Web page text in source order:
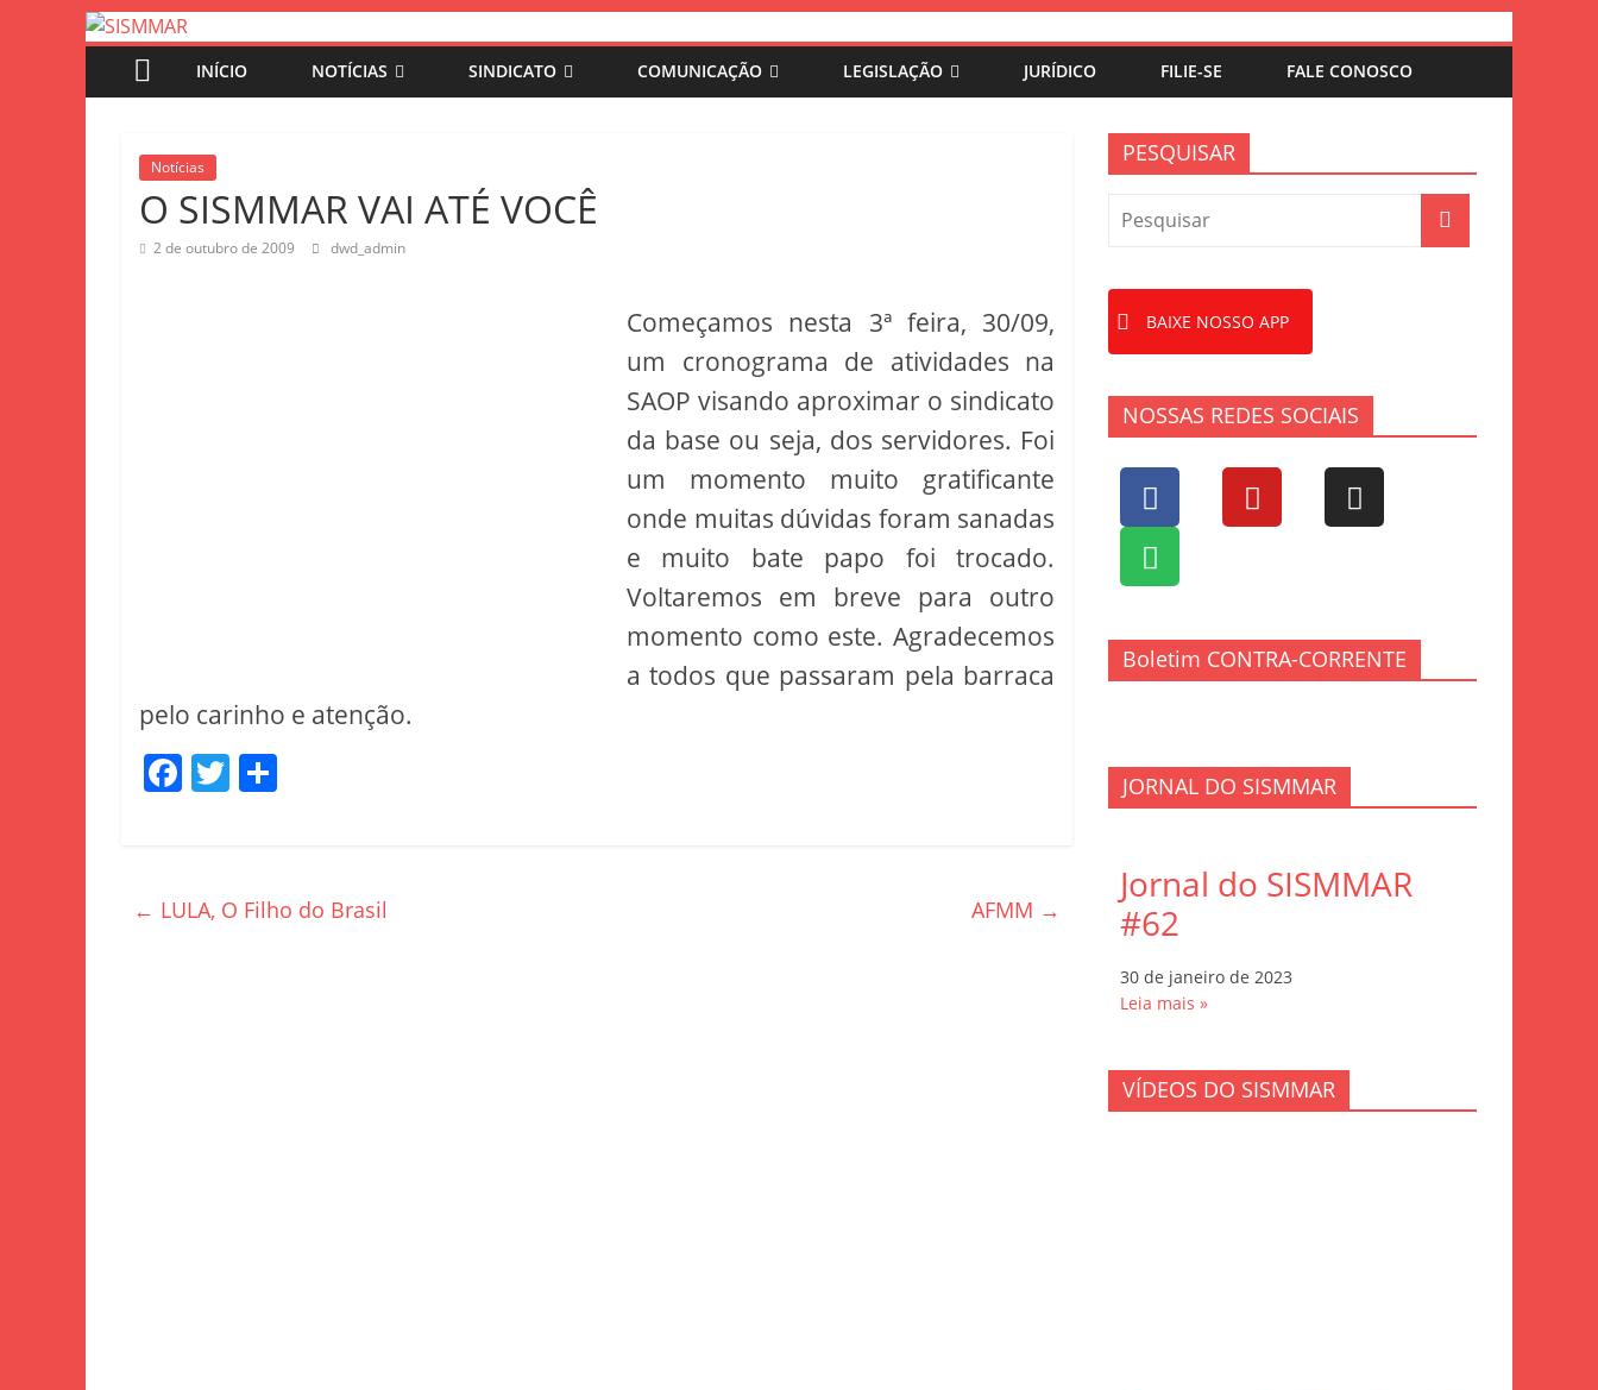
INÍCIO NOTÍCIAS SINDICATO COMUNICAÇÃO LEGISLAÇÃO JURÍDICO FILIE-SE FALE CONOSCO
Notícias
O SISMMAR VAI ATÉ VOCÊ
2 de outubro de 2009 dwd_admin
Começamos nesta 3ª feira, 30/09,
um cronograma de atividades na
SAOP visando aproximar o sindicato
da base ou seja, dos servidores. Foi
um momento muito gratificante
onde muitas dúvidas foram sanadas
e muito bate papo foi trocado.
Voltaremos em breve para outro
momento como este. Agradecemos
a todos que passaram pela barraca
pelo carinho e atenção.
F
b
T
← LULA, O Filho do Brasil AFMM →
PESQUISAR
BAIXE NOSSO APP
NOSSAS REDES SOCIAIS
Boletim CONTRA-CORRENTE
JORNAL DO SISMMAR
Jornal do SISMMAR
#62
30 de janeiro de 2023
Leia mais »
VÍDEOS DO SISMMAR